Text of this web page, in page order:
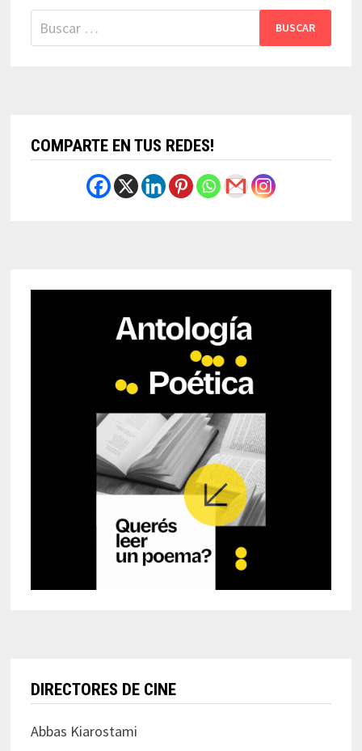
Buscar:
COMPARTE EN TUS REDES!
DIRECTORES DE CINE
Abbas Kiarostami